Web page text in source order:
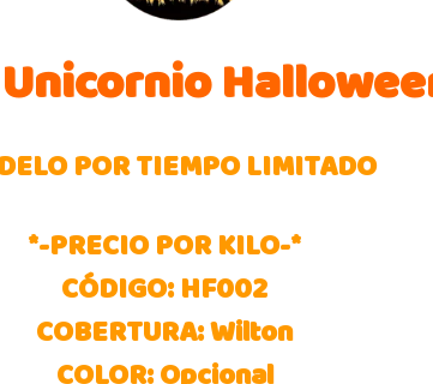
POR TIEMPO LIMITADO
*-PRECIO POR KILO-*
CÓDIGO: HF002
COBERTURA: Wilton
COLOR: Opcional